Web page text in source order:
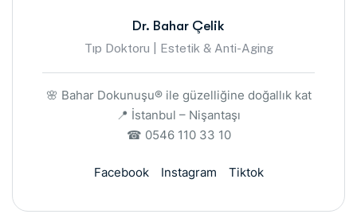
Dr. Bahar Çelik
Tıp Doktoru | Estetik & Anti-Aging
🌸 Bahar Dokunuşu® ile güzelliğine doğallık kat
📍 İstanbul – Nişantaşı
☎ 0546 110 33 10
Facebook Instagram Tiktok